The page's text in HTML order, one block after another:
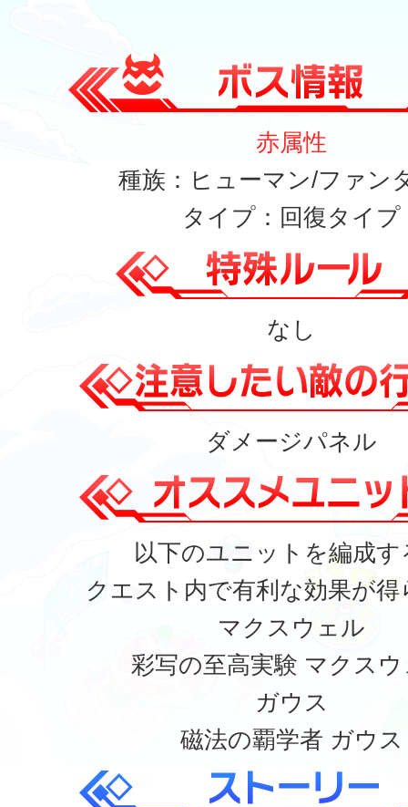
赤属性
種族：ヒューマン/ファン
タイプ：回復タイプ
なし
ダメージパネル
以下のユニットを編成す
クエスト内で有利な効果が
マクスウェル
彩写の至高実験 マクス
ガウス
磁法の覇学者 ガウス